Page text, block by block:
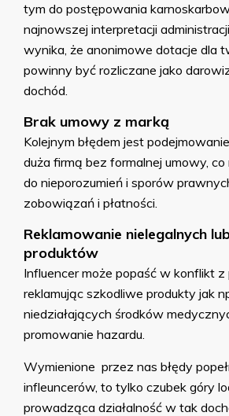
tym do postępowania
najnowszej interpretacji
wynika, że anonimowe dotacje dla
powinny być rozliczane jako
dochód.
Brak umowy z marką
Kolejnym błędem jest
duża firmą bez formalnej umowy,
do nieporozumień i sporów
zobowiązań i płatności.
Reklamowanie nielegalnych
produktów
Influencer może popaść w konflikt z
reklamując szkodliwe produkty jak
niedziałających środków
promowanie hazardu.
Wymienione przez nas błędy
infleuncerów, to tylko czubek góry
prowadząca działalność w tak